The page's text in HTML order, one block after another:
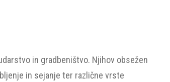
in gradbeništvo. Njihov obsežen
in sejanje ter različne vrste